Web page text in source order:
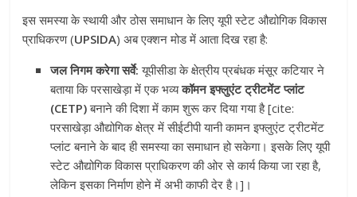
इस समस्या के स्थायी और ठोस समाधान के लिए यूपी स्टेट औद्योगिक विकास
प्राधिकरण (UPSIDA) अब एक्शन मोड में आता दिख रहा है:
जल निगम करेगा सर्वे: यूपीसीडा के क्षेत्रीय प्रबंधक मंसूर कटियार ने
बताया कि परसाखेड़ा में एक भव्यकॉमन इफ्लुएंट ट्रीटमेंट प्लांट
(CETP)बनाने की दिशा में काम शुरू कर दिया गया है [cite:
परसाखेड़ा औद्योगिक क्षेत्र में सीईटीपी यानी कामन इफ्लुएंट ट्रीटमेंट
प्लांट बनाने के बाद ही समस्या का समाधान हो सकेगा। इसके लिए यूपी
स्टेट औद्योगिक विकास प्राधिकरण की ओर से कार्य किया जा रहा है,
लेकिन इसका निर्माण होने में अभी काफी देर है।]।